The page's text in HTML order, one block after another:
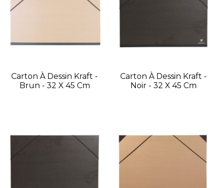
Carton À Dessin Kraft -
Brun - 32 X 45 Cm
Carton À Dessin Kraft -
Noir - 32 X 45 Cm